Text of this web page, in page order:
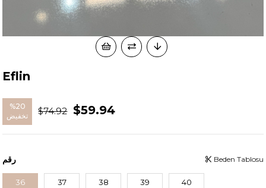
Eflin
%20
تخفيض
$74.92 $59.94
رقم
36 37 38 39 40
Beden Tablosu